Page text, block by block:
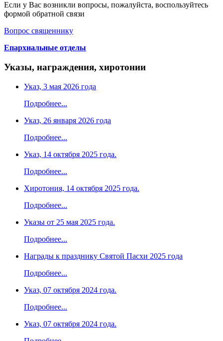
Если у Вас возникли вопросы, пожалуйста, воспользуйтесь
формой обратной связи
Вопрос священнику
Епархиальные отделы
Указы, награждения, хиротонии
Указ, 3 мая 2026 года
Подробнее...
Указ, 26 января 2026 года
Подробнее...
Указ, 14 октября 2025 года.
Подробнее...
Хиротония, 14 октября 2025 года.
Подробнее...
Указы от 25 мая 2025 года.
Подробнее...
Награды к празднику Святой Пасхи 2025 года
Подробнее...
Указ, 07 октября 2024 года.
Подробнее...
Указ, 07 октября 2024 года.